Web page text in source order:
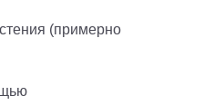
(примерно